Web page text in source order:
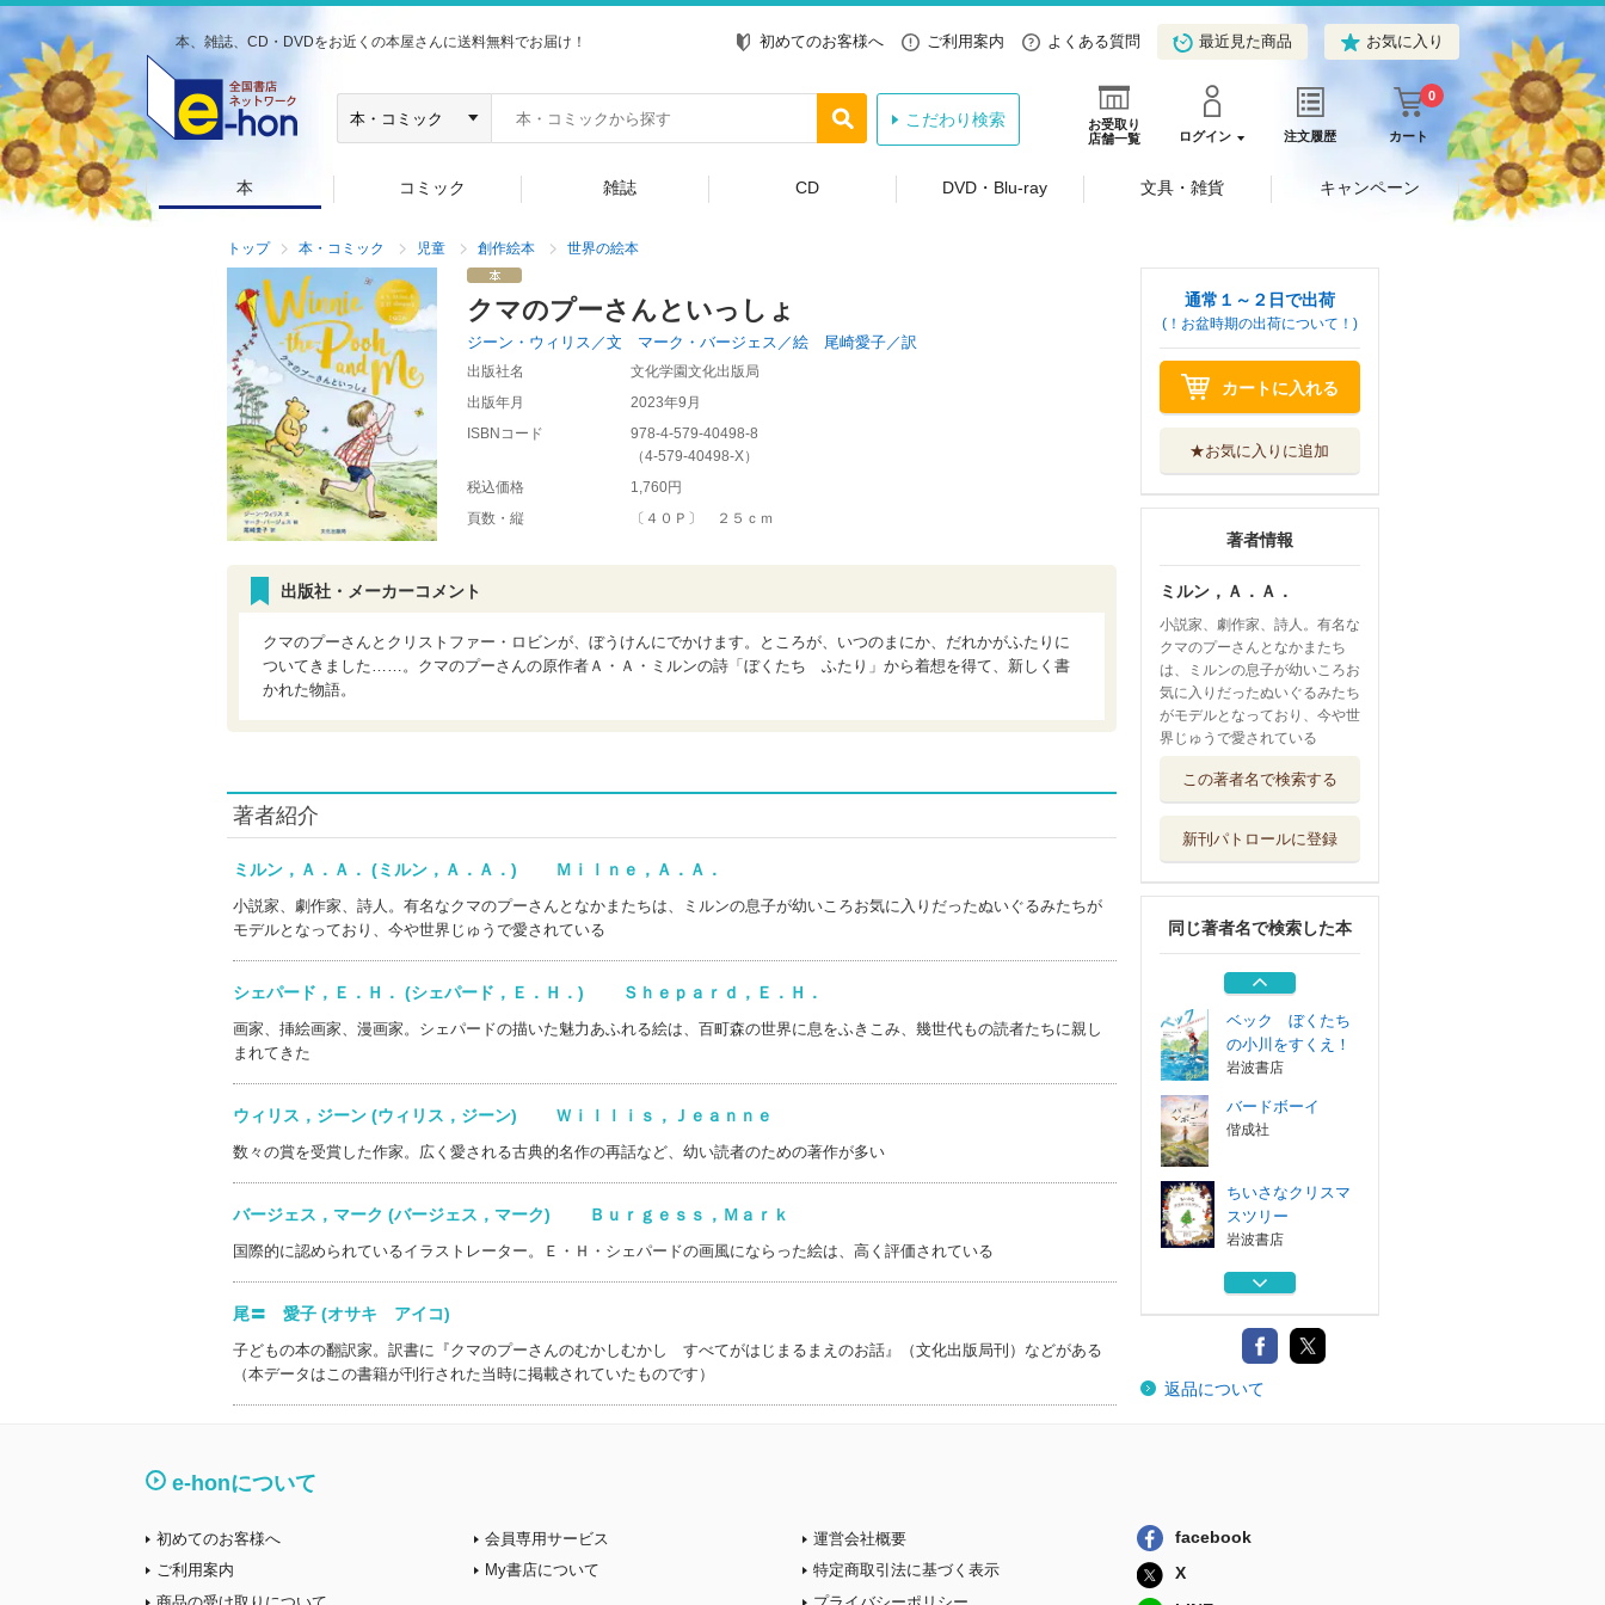
本、雑誌、CD・DVDをお近くの本屋さんに送料無料でお届け！ 初めてのお客様へ ご利用案内 よくある質問 最近見た商品 お気に入り
お受取り
店舗一覧
ログイン 注文履歴 カート
0
こだわり検索
本 コミック 雑誌 CD DVD・Blu-ray 文具・雑貨 キャンペーン
トップ 本・コミック 児童 創作絵本 世界の絵本
クマのプーさんといっしょ
ジーン・ウィリス／文 マーク・バージェス／絵 尾崎愛子／訳
出版社名
文化学園文化出版局
出版年月
2023年9月
ISBNコード
978-4-579-40498-8
（4-579-40498-X）
税込価格
1,760円
頁数・縦
〔４０Ｐ〕 ２５ｃｍ
出版社・メーカーコメント
クマのプーさんとクリストファー・ロビンが、ぼうけんにでかけます。ところが、いつのまにか、だれかがふたりに
ついてきました……。クマのプーさんの原作者Ａ・Ａ・ミルンの詩「ぼくたち ふたり」から着想を得て、新しく書
かれた物語。
著者紹介
ミルン，Ａ．Ａ． (ミルン，Ａ．Ａ．) Ｍｉｌｎｅ，Ａ．Ａ．
小説家、劇作家、詩人。有名なクマのプーさんとなかまたちは、ミルンの息子が幼いころお気に入りだったぬいぐるみたちが
モデルとなっており、今や世界じゅうで愛されている
シェパード，Ｅ．Ｈ． (シェパード，Ｅ．Ｈ．) Ｓｈｅｐａｒｄ，Ｅ．Ｈ．
画家、挿絵画家、漫画家。シェパードの描いた魅力あふれる絵は、百町森の世界に息をふきこみ、幾世代もの読者たちに親し
まれてきた
ウィリス，ジーン (ウィリス，ジーン) Ｗｉｌｌｉｓ，Ｊｅａｎｎｅ
数々の賞を受賞した作家。広く愛される古典的名作の再話など、幼い読者のための著作が多い
バージェス，マーク (バージェス，マーク) Ｂｕｒｇｅｓｓ，Ｍａｒｋ
国際的に認められているイラストレーター。Ｅ・Ｈ・シェパードの画風にならった絵は、高く評価されている
尾〓 愛子 (オサキ アイコ)
子どもの本の翻訳家。訳書に『クマのプーさんのむかしむかし すべてがはじまるまえのお話』（文化出版局刊）などがある
（本データはこの書籍が刊行された当時に掲載されていたものです）
通常１～２日で出荷
(！お盆時期の出荷について！)
カートに入れる
★お気に入りに追加
著者情報
ミルン，Ａ．Ａ．
小説家、劇作家、詩人。有名な
クマのプーさんとなかまたち
は、ミルンの息子が幼いころお
気に入りだったぬいぐるみたち
がモデルとなっており、今や世
界じゅうで愛されている
この著者名で検索する
新刊パトロールに登録
同じ著者名で検索した本
スツリー
カルディコット・
偕成社
森に帰らなかった
カラス
徳間書店
ベック ぼくたち
の小川をすくえ！
岩波書店
バードボーイ
偕成社
ちいさなクリスマ
スツリー
岩波書店
カルディコット・
偕成社
森に帰らなかった
カラス
バードボーイ
返品について
e-honについて
初めてのお客様へ
ご利用案内
会員専用サービス
My書店について
運営会社概要
特定商取引法に基づく表示
facebook
X